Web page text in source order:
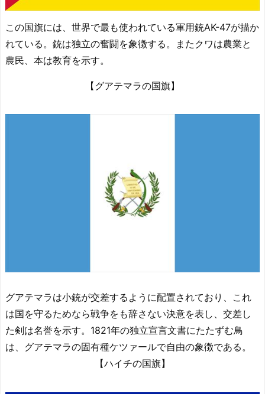
この国旗には、世界で最も使われている軍用銃AK-47が描か
れている。銃は独立の奮闘を象徴する。またクワは農業と
農民、本は教育を示す。
【グアテマラの国旗】
グアテマラは小銃が交差するように配置されており、これ
は国を守るためなら戦争をも辞さない決意を表し、交差し
た剣は名誉を示す。1821年の独立宣言文書にたたずむ鳥
は、グアテマラの固有種ケツァールで自由の象徴である。
【ハイチの国旗】